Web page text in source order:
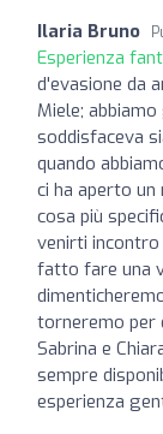
Ilaria Bruno
Esperienza
d'evasione da
Miele;
soddisfaceva
quando
ci ha aperto
cosa più
venirti incontro
fatto fare una
torneremo per
Sabrina e
sempre
esperienza